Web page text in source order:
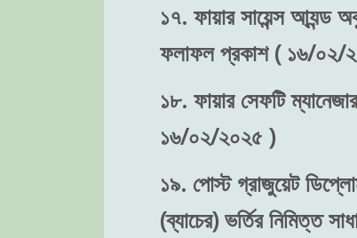
১৭. ফায়ার সায়েন্স আ্যন্ড
ফলাফল প্রকাশ ( ১৬/০২/
১৮. ফায়ার সেফটি
১৬/০২/২০২৫ )
১৯. পোস্ট গ্রাজুয়েট
(ব্যাচের) ভর্তির